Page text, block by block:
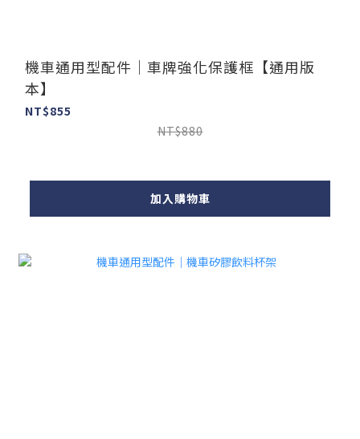
機車通用型配件｜車牌強化保護框【通用版
本】
NT$855
NT$880
加入購物車